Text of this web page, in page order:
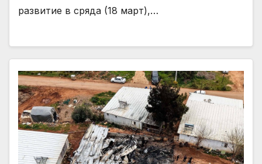
развитие в сряда (18 март),…